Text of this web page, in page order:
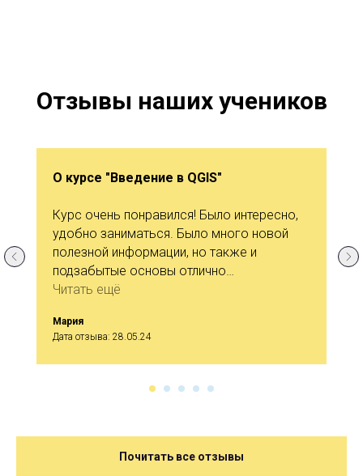
Отзывы наших учеников
О курсе "Введение в QGIS"
Курс очень понравился! Было интересно,
удобно заниматься. Было много новой
полезной информации, но также и
подзабытые основы отлично
вспомнились. Буду следить за вашими
еще пройду!
Читать ещё
Мария
Дата отзыва: 28.05.24
Почитать все отзывы